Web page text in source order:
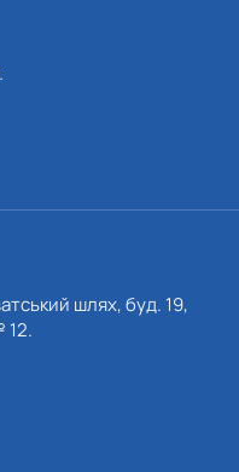
шлях, буд. 19,
12.